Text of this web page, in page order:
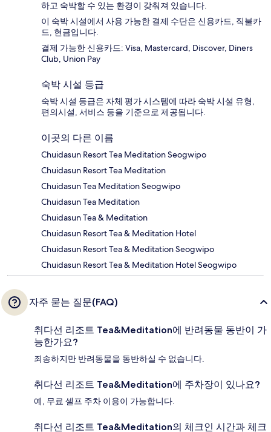
하고 숙박할 수 있는 환경이 갖춰져 있습니다.
이 숙박 시설에서 사용 가능한 결제 수단은 신용카드, 직불카
드, 현금입니다.
결제 가능한 신용카드: Visa, Mastercard, Discover, Diners
Club, Union Pay
숙박 시설 등급
숙박 시설 등급은 자체 평가 시스템에 따라 숙박 시설 유형,
편의시설, 서비스 등을 기준으로 제공됩니다.
이곳의 다른 이름
Chuidasun Resort Tea Meditation Seogwipo
Chuidasun Resort Tea Meditation
Chuidasun Tea Meditation Seogwipo
Chuidasun Tea Meditation
Chuidasun Tea & Meditation
Chuidasun Resort Tea & Meditation Hotel
Chuidasun Resort Tea & Meditation Seogwipo
Chuidasun Resort Tea & Meditation Hotel Seogwipo
자주 묻는 질문(FAQ)
취다선 리조트 Tea&Meditation에 반려동물 동반이 가
능한가요?
죄송하지만 반려동물을 동반하실 수 없습니다.
취다선 리조트 Tea&Meditation에 주차장이 있나요?
예, 무료 셀프 주차 이용이 가능합니다.
취다선 리조트 Tea&Meditation의 체크인 시간과 체크